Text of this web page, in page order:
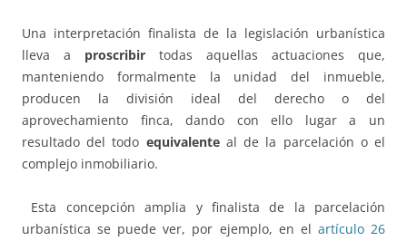
Una interpretación finalista de la legislación urbanística
lleva a proscribir todas aquellas actuaciones que,
manteniendo formalmente la unidad del inmueble,
producen la división ideal del derecho o del
aprovechamiento finca, dando con ello lugar a un
resultado del todo equivalenteal de la parcelación o el
complejo inmobiliario.
Esta concepción amplia y finalista de la parcelación
urbanística se puede ver, por ejemplo, en el artículo 26